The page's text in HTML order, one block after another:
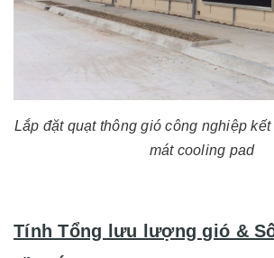
Lắp đặt quạt thông gió công nghiệp
mát cooling pad
Tính Tổng lưu lượng gió &